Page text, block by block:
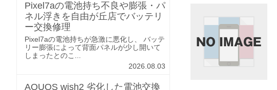
Pixel7aの電池持ち不良や膨張・パ
ネル浮きを自由が丘店でバッテリ
ー交換修理
Pixel7aの電池持ちが急激に悪化し、 バッテ
リー膨張によって背面パネルが少し開いて
しまったとのこ...
2026.08.03
AQUOS wish2 劣化した電池交換